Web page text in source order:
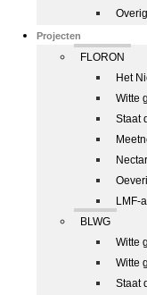
Projecten
FLORON
Het
Witte
Staat
LMF-
BLWG
Witte
Witte
Staat